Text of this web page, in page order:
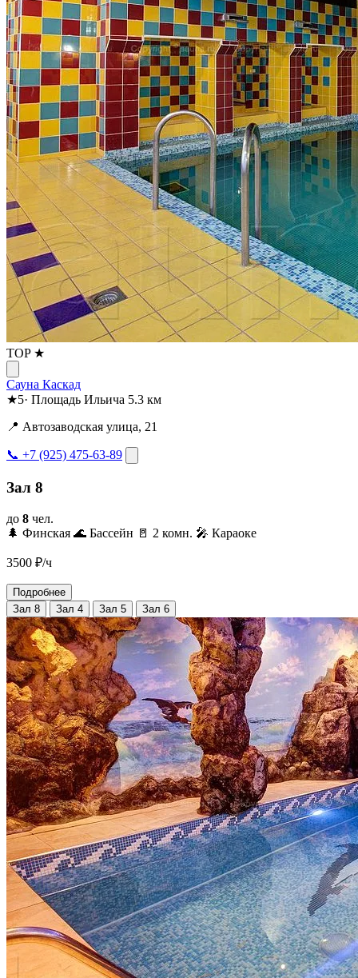
TOP ★
Сауна Каскад
★5· Площадь Ильича 5.3 км
📍 Автозаводская улица, 21
📞 +7 (925) 475-63-89
Зал 8
до 8 чел.
🌲 Финская 🌊 Бассейн 🚪 2 комн. 🎤 Караоке
3500 ₽/ч
Подробнее
Зал 8
Зал 4 Зал 5 Зал 6